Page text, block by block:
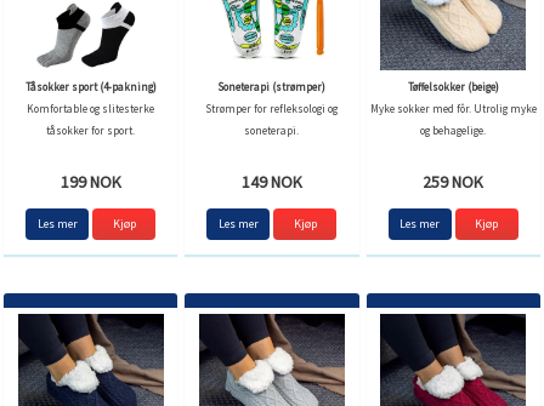
Tåsokker sport (4-pakning)
Komfortable og slitesterke
tåsokker for sport.
199 NOK
Les mer
Soneterapi (strømper)
Strømper for refleksologi og
soneterapi.
149 NOK
Les mer
Tøffelsokker (beige)
Myke sokker med fôr. Utrolig myke
og behagelige.
259 NOK
Les mer Kjøp